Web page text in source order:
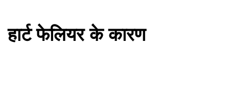
हार्ट फेलियर के कारण